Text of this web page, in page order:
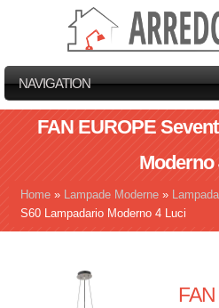
NAVIGATION
FAN EUROPE
Moderno
Tu sei qui
Home » Lampade Moderne »
S60 Lampadario Moderno 4 Luci